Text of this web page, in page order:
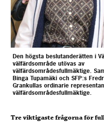
Den högsta beslutanderätten i
välfärdsområde utövas av
välfärdsområdesfullmäktige.
Binga Tupamäki och SFP:s
Grankullas ordinarie
välfärdsområdesfullmäktige.
Tre viktigaste frågorna för